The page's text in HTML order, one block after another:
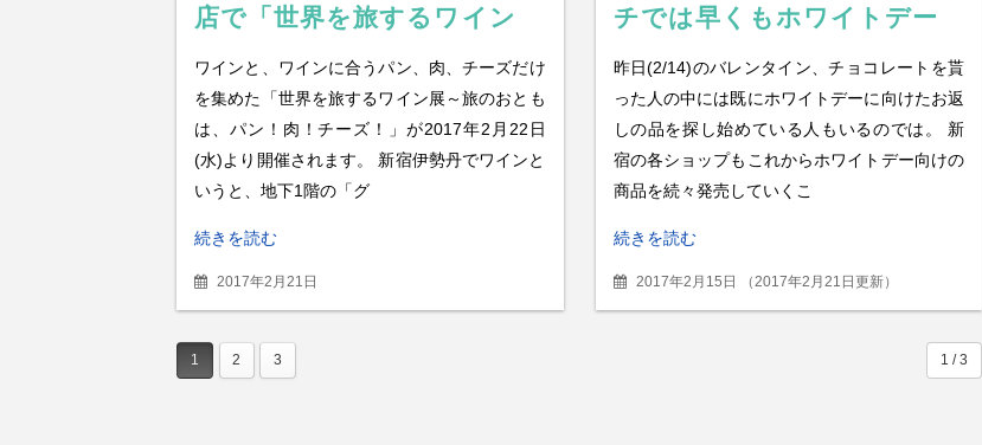
店で「世界を旅するワイン
めるワインイベント
ワインと、ワインに合うパン、肉、チーズだけ
を集めた「世界を旅するワイン展～旅のおとも
は、パン！肉！チーズ！」が2017年2月22日
(水)より開催されます。 新宿伊勢丹でワインと
いうと、地下1階の「グ
続きを読む
2017年2月21日
チでは早くもホワイトデー
の品は？
昨日(2/14)のバレンタイン、チョコレートを貰
った人の中には既にホワイトデーに向けたお返
しの品を探し始めている人もいるのでは。 新
宿の各ショップもこれからホワイトデー向けの
商品を続々発売していくこ
続きを読む
2017年2月15日 （2017年2月21日更新）
1 2 3 1 / 3